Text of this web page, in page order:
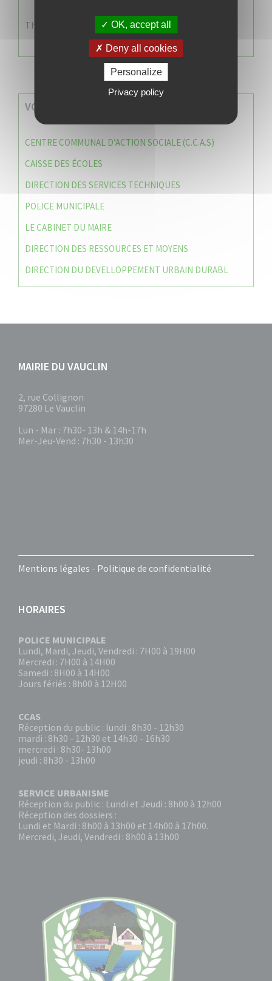
There are no events
VOS SERVICES MUNICIPAUX
CENTRE COMMUNAL D’ACTION SOCIALE (C.C.A.S)
CAISSE DES ÉCOLES
DIRECTION DES SERVICES TECHNIQUES
POLICE MUNICIPALE
LE CABINET DU MAIRE
DIRECTION DES RESSOURCES ET MOYENS
DIRECTION DU DEVELLOPPEMENT URBAIN DURABL
MAIRIE DU VAUCLIN
2, rue Collignon
97280 Le Vauclin
Lun - Mar : 7h30- 13h & 14h-17h
Mer-Jeu-Vend : 7h30 - 13h30
Mentions légales - Politique de confidentialité
HORAIRES
POLICE MUNICIPALE
Lundi, Mardi, Jeudi, Vendredi : 7H00 à 19H00
Mercredi : 7H00 à 14H00
Samedi : 8H00 à 14H00
Jours fériés : 8h00 à 12H00
CCAS
Réception du public : lundi : 8h30 - 12h30
mardi : 8h30 - 12h30 et 14h30 - 16h30
mercredi : 8h30- 13h00
jeudi : 8h30 - 13h00
SERVICE URBANISME
Réception du public : Lundi et Jeudi : 8h00 à 12h00
Réception des dossiers :
Lundi et Mardi : 8h00 à 13h00 et 14h00 à 17h00.
Mercredi, Jeudi, Vendredi : 8h00 à 13h00
OK, accept all
Deny all cookies
Personalize
Privacy policy